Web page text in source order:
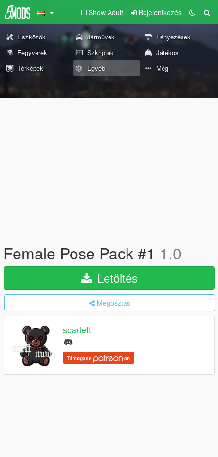
Show Adult Bejelentkezés
Eszközök Járművek
Fényezések
Fegyverek
Szkriptek
Játékos
Térképek
Egyéb Még
Female Pose Pack #1 1.0
Letöltés
Megosztás
scarlett
Támogass -on